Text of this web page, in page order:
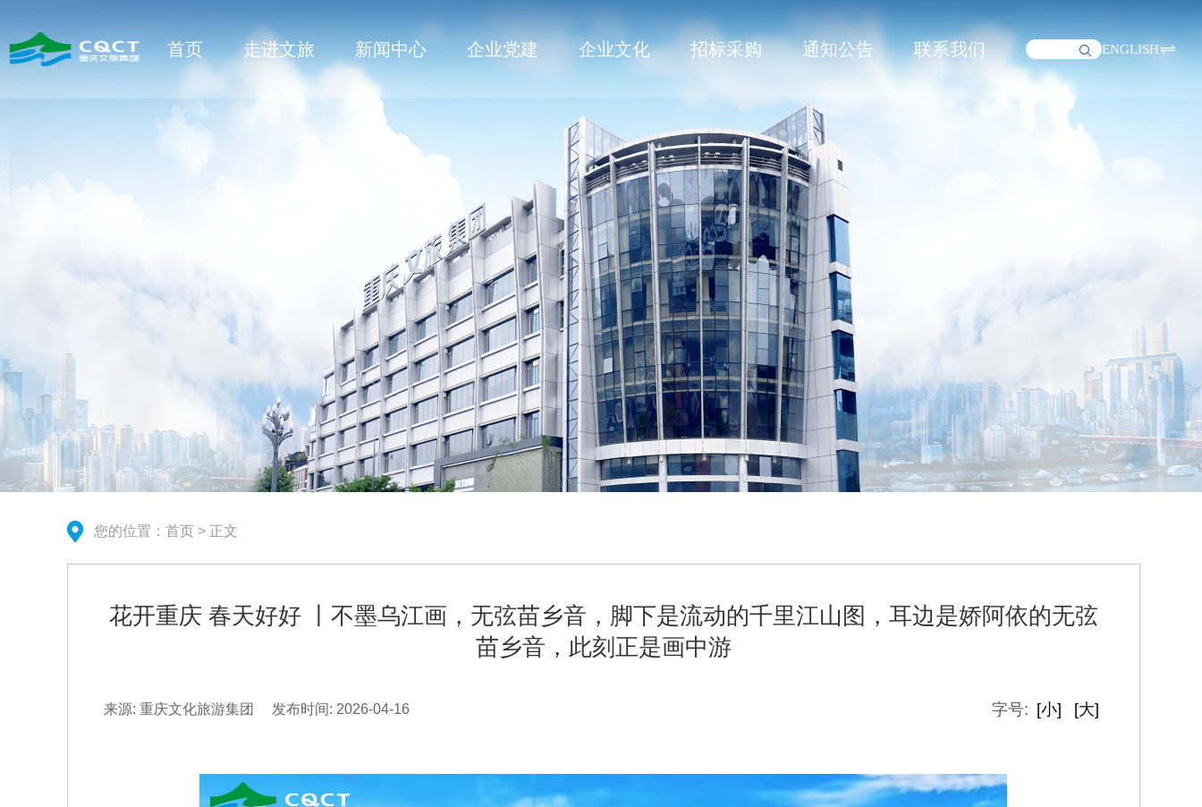
首页 走进文旅 新闻中心 企业党建 企业文化 招标采购 通知公告 联系我们 ENGLISH
您的位置： 首页 > 正文
花开重庆 春天好好 丨不墨乌江画，无弦苗乡音，脚下是流动的千里江山图，耳边是娇阿依的无弦
苗乡音，此刻正是画中游
来源: 重庆文化旅游集团 发布时间: 2026-04-16 字号: [小] [大]